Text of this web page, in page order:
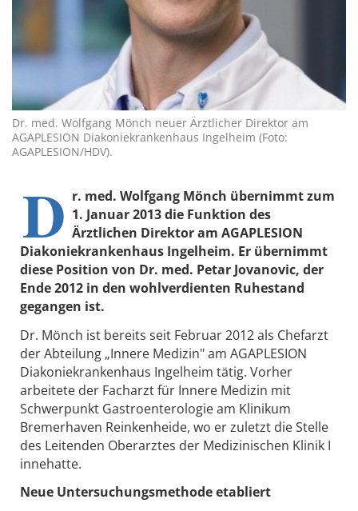
Dr. med. Wolfgang Mönch neuer Ärztlicher Direktor am
AGAPLESION Diakoniekrankenhaus Ingelheim (Foto:
AGAPLESION/HDV).
D r. med. Wolfgang Mönch übernimmt zum
1. Januar 2013 die Funktion des
Ärztlichen Direktor am AGAPLESION
Diakoniekrankenhaus Ingelheim. Er übernimmt
diese Position von Dr. med. Petar Jovanovic, der
Ende 2012 in den wohlverdienten Ruhestand
gegangen ist.
Dr. Mönch ist bereits seit Februar 2012 als Chefarzt
der Abteilung „Innere Medizin" am AGAPLESION
Diakoniekrankenhaus Ingelheim tätig. Vorher
arbeitete der Facharzt für Innere Medizin mit
Schwerpunkt Gastroenterologie am Klinikum
Bremerhaven Reinkenheide, wo er zuletzt die Stelle
des Leitenden Oberarztes der Medizinischen Klinik I
innehatte.
Neue Untersuchungsmethode etabliert